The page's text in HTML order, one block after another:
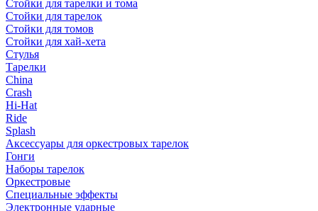
Стойки для тарелки и тома
Стойки для тарелок
Стойки для томов
Стойки для хай-хета
Стулья
Тарелки
China
Crash
Hi-Hat
Ride
Splash
Аксессуары для оркестровых тарелок
Гонги
Наборы тарелок
Оркестровые
Специальные эффекты
Электронные ударные